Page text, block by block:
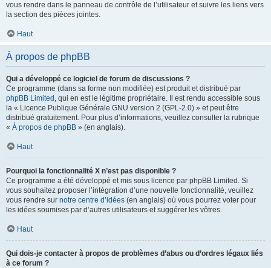
vous rendre dans le panneau de contrôle de l’utilisateur et suivre les liens vers
la section des pièces jointes.
Haut
À propos de phpBB
Qui a développé ce logiciel de forum de discussions ?
Ce programme (dans sa forme non modifiée) est produit et distribué par
phpBB Limited , qui en est le légitime propriétaire. Il est rendu accessible sous
la « Licence Publique Générale GNU version 2 (GPL-2.0) » et peut être
distribué gratuitement. Pour plus d’informations, veuillez consulter la rubrique
« À propos de phpBB » (en anglais).
Haut
Pourquoi la fonctionnalité X n’est pas disponible ?
Ce programme a été développé et mis sous licence par phpBB Limited. Si
vous souhaitez proposer l’intégration d’une nouvelle fonctionnalité, veuillez
vous rendre sur notre centre d’idées (en anglais) où vous pourrez voter pour
les idées soumises par d’autres utilisateurs et suggérer les vôtres.
Haut
Qui dois-je contacter à propos de problèmes d’abus ou d’ordres légaux liés
à ce forum ?